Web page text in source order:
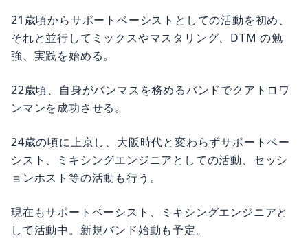
21歳頃からサポートベーシストとしての活動を初め、
それと並行してミックスやマスタリング、DTM の勉
強、実践を始める。
22歳頃、自身がバンマスを務めるバンドでクアトロワ
ンマンを成功させる。
24歳の頃に上京し、大阪時代と変わらずサポートベー
シスト、ミキシングエンジニアとしての活動、セッシ
ョンホスト等の活動も行う。
現在もサポートベーシスト、ミキシングエンジニアと
して活動中。新規バンド始動も予定。